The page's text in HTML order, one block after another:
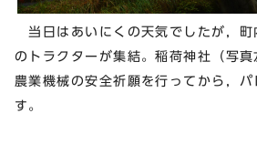
当日はあいにくの天気でしたが，
のトラクターが集結。稲荷神社（写
農業機械の安全祈願を行ってから，
す。